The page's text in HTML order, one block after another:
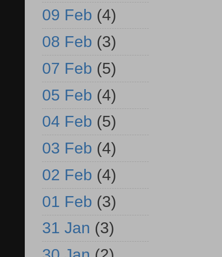
09 Feb (4)
08 Feb (3)
07 Feb (5)
05 Feb (4)
04 Feb (5)
03 Feb (4)
02 Feb (4)
01 Feb (3)
31 Jan (3)